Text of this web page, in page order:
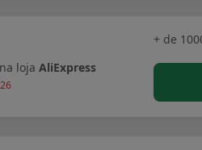
na loja AliExpress
+ de